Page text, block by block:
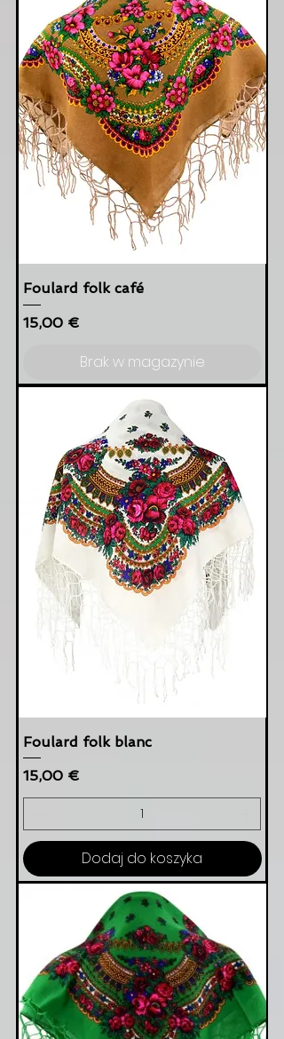
Foulard folk café
Cena
15,00 €
Brak w magazynie
Foulard folk blanc
Cena
15,00 €
Dodaj do koszyka